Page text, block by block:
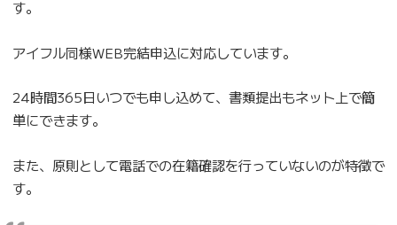
す。
アイフル同様WEB完結申込に対応しています。
24時間365日いつでも申し込めて、書類提出もネット上で簡
単にできます。
また、原則として電話での在籍確認を行っていないのが特徴で
す。